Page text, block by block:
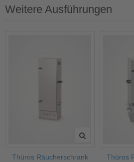
Weitere Ausführungen
Thüros Räucherschrank
Thüros